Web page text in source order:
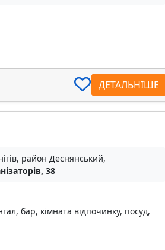
ДЕТАЛЬНІШЕ
район Деснянський,
38
бар, кімната відпочинку, посуд,